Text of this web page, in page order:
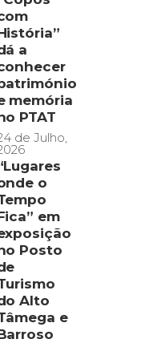
a
memória
PTAT
de Julho,
o
em
Posto
Alto
e